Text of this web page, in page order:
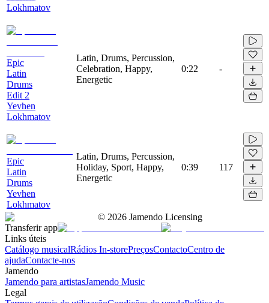
Lokhmatov
Epic
Latin
Drums
Edit 2
Yevhen
Lokhmatov
Latin, Drums, Percussion,
Celebration, Happy,
Energetic
0:22 -
Epic
Latin
Drums
Yevhen
Lokhmatov
Latin, Drums, Percussion,
Holiday, Sport, Happy,
Energetic
0:39 117
© 2026 Jamendo Licensing
Transferir app
Links úteis
Catálogo musicalRádios In-storePreçosContactoCentro de
ajudaContacte-nos
Jamendo
Jamendo para artistasJamendo Music
Legal